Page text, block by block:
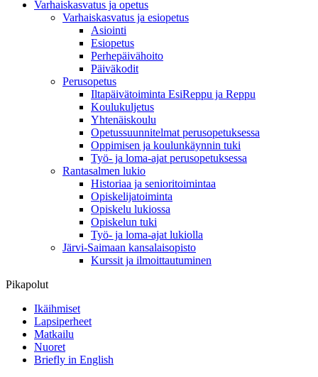
Varhaiskasvatus ja opetus
Varhaiskasvatus ja esiopetus
Asiointi
Esiopetus
Perhepäivähoito
Päiväkodit
Perusopetus
Iltapäivätoiminta EsiReppu ja Reppu
Koulukuljetus
Yhtenäiskoulu
Opetussuunnitelmat perusopetuksessa
Oppimisen ja koulunkäynnin tuki
Työ- ja loma-ajat perusopetuksessa
Rantasalmen lukio
Historiaa ja senioritoimintaa
Opiskelijatoiminta
Opiskelu lukiossa
Opiskelun tuki
Työ- ja loma-ajat lukiolla
Järvi-Saimaan kansalaisopisto
Kurssit ja ilmoittautuminen
Pikapolut
Ikäihmiset
Lapsiperheet
Matkailu
Nuoret
Briefly in English